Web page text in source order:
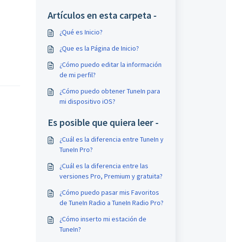
Artículos en esta carpeta -
¿Qué es Inicio?
¿Que es la Página de Inicio?
¿Cómo puedo editar la información
de mi perfil?
¿Cómo puedo obtener TuneIn para
mi dispositivo iOS?
Es posible que quiera leer -
¿Cuál es la diferencia entre TuneIn y
TuneIn Pro?
¿Cuál es la diferencia entre las
versiones Pro, Premium y gratuita?
¿Cómo puedo pasar mis Favoritos
de TuneIn Radio a TuneIn Radio Pro?
¿Cómo inserto mi estación de
TuneIn?